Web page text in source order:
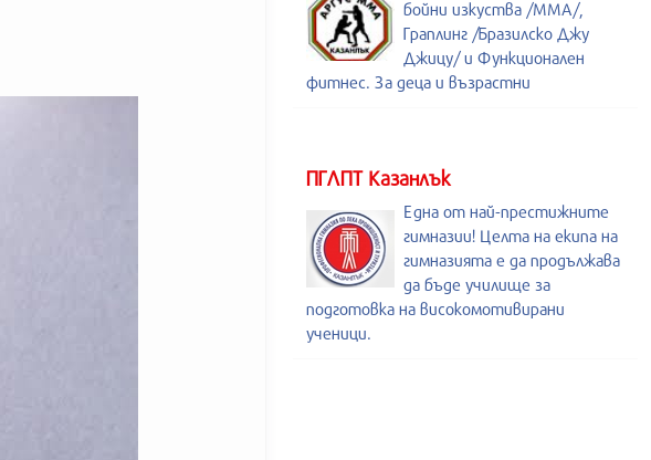
бойни изкуства /MMA/,
Граплинг /Бразилско Джу
Джицу/ и Функционален
фитнес. За деца и възрастни
ПГЛПТ Казанлък
Една от най-престижните
гимназии! Целта на екипа на
гимназията е да продължава
да бъде училище за
подготовка на високомотивирани
ученици.